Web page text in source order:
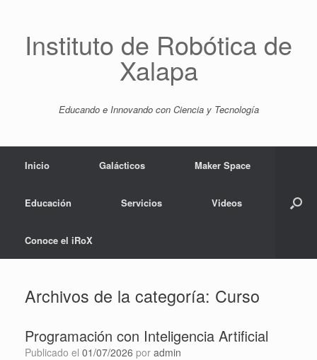
Instituto de Robótica de
Xalapa
Educando e Innovando con Ciencia y Tecnología
Inicio Galácticos Maker Space
Educación Servicios Videos
Conoce el iRoX
Archivos de la categoría: Curso
Programación con Inteligencia Artificial
Publicado el 01/07/2026 por admin